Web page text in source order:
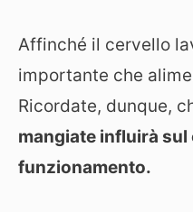
Affinché il cervello
importante che
Ricordate, dunque,
mangiate influirà sul
funzionamento.